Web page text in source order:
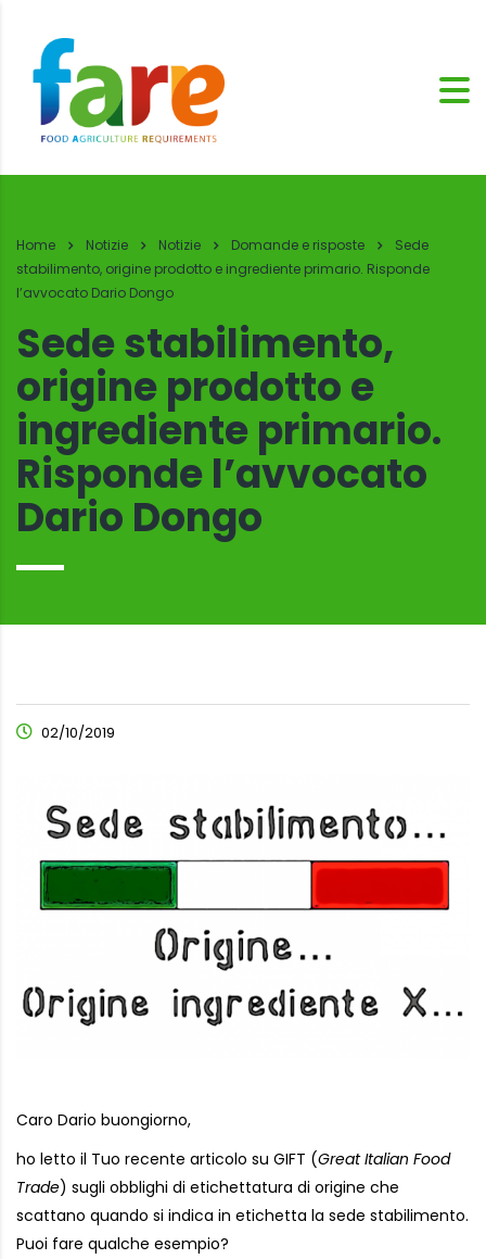
Home Notizie Notizie Domande e risposte
Sede
stabilimento, origine prodotto e ingrediente primario. Risponde
l’avvocato Dario Dongo
Sede stabilimento,
origine prodotto e
ingrediente primario.
Risponde l’avvocato
Dario Dongo
02/10/2019
Caro Dario buongiorno,
ho letto il Tuo recente articolo su GIFT (Great Italian Food
Trade) sugli obblighi di etichettatura di origine che
scattano quando si indica in etichetta la sede stabilimento.
Puoi fare qualche esempio?